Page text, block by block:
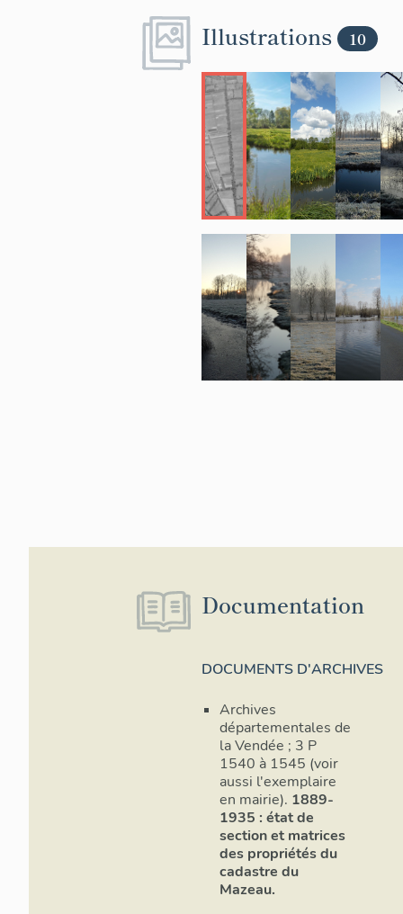
Illustrations 10
Documentation
DOCUMENTS D'ARCHIVES
Archives
départementales de
la Vendée ; 3 P
1540 à 1545 (voir
aussi l'exemplaire
en mairie). 1889-
1935 : état de
section et matrices
des propriétés du
cadastre du
Mazeau.